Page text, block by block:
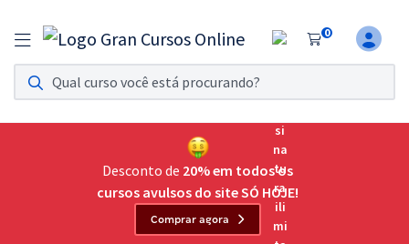
0
Assinatura Ilimitada 11
Acesso a todos os cursos. Teste grátis por 7 dias!
Assinatura OAB Até Passar
Acesso ilimitado a toda preparação para o Exame da
Residências Multiprofissionais
Desconto de 20% em todos os
cursos avulsos do site SÓ HOJE!
Comprar agora